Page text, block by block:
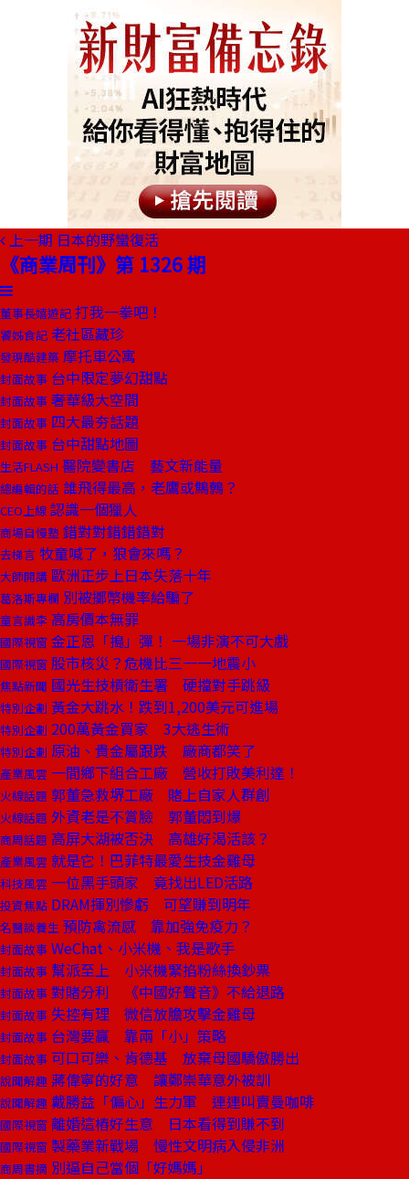
上一期 日本的野蠻復活
《商業周刊》第 1326 期
董事長嬉遊記 打我一拳吧！
饕姊食記 老社區藏珍
發現酷建築 摩托車公寓
封面故事 台中限定夢幻甜點
封面故事 奢華級大空間
封面故事 四大最夯話題
封面故事 台中甜點地圖
生活FLASH 醫院變書店 藝文新能量
總編輯的話 誰飛得最高，老鷹或鷦鷯？
CEO上線 認識一個獵人
商場自慢塾 錯對對錯錯錯對
去梯言 牧童喊了，狼會來嗎？
大師開講 歐洲正步上日本失落十年
葛洛斯專欄 別被擲幣機率給騙了
童言識李 高房價本無罪
國際視窗 金正恩「搗」彈！ 一場非演不可大戲
國際視窗 股市核災？危機比三一一地震小
焦點新聞 國光生技槓衛生署 硬擋對手跳級
特別企劃 黃金大跳水！跌到1,200美元可進場
特別企劃 200萬黃金買家 3大逃生術
特別企劃 原油、貴金屬跟跌 廠商都笑了
產業風雲 一間鄉下組合工廠 營收打敗美利達！
火線話題 郭董急救堺工廠 賭上自家人群創
火線話題 外資老是不賞臉 郭董悶到爆
商周話題 高屏大湖被否決 高雄好渴活該？
產業風雲 就是它！巴菲特最愛生技金雞母
科技風雲 一位黑手頭家 竟找出LED活路
投資焦點 DRAM揮別慘虧 可望賺到明年
名醫談養生 預防禽流感 靠加強免疫力？
封面故事 WeChat、小米機、我是歌手
封面故事 幫派至上 小米機緊掐粉絲換鈔票
封面故事 對賭分利 《中國好聲音》不給退路
封面故事 失控有理 微信放膽攻擊金雞母
封面故事 台灣要贏 靠兩「小」策略
封面故事 可口可樂、肯德基 放棄母國驕傲勝出
說聞解趣 蔣偉寧的好意 讓鄭崇華意外被訓
說聞解趣 戴勝益「偏心」生力軍 連連叫賣曼咖啡
國際視窗 離婚這樁好生意 日本看得到賺不到
國際視窗 製藥業新戰場 慢性文明病入侵非洲
商周書摘 別逼自己當個「好媽媽」